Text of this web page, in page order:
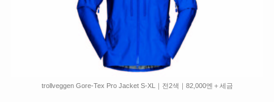
trollveggen Gore-Tex Pro Jacket S-XL｜전2색｜82,000엔＋세금